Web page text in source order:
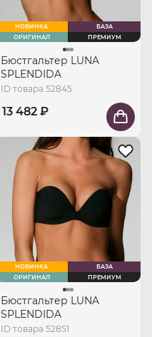
НОВИНКА
БАЗА
ОРИГИНАЛ
ПРЕМИУМ
Бюстгальтер LUNA
SPLENDIDA
ID товара 52845
13 482 ₽
НОВИНКА
БАЗА
ОРИГИНАЛ
ПРЕМИУМ
Бюстгальтер LUNA
SPLENDIDA
ID товара 52851